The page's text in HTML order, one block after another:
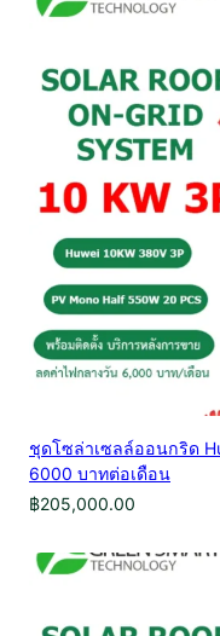
ชุดโซล่าเซลล์ออนกริด
6000 บาทต่อเดือน
฿205,000.00